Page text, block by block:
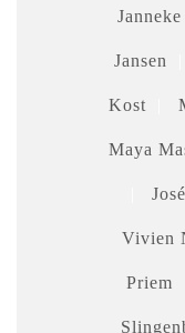
Jansen
Kost
Maya
Vivien
Priem